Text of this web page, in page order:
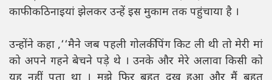
काफी कठिनाइयां झेलकर उन्हें इस मुकाम तक पहुंचाया है ।
उन्होंने कहा ,‘‘मैने जब पहली गोलकीपिंग किट ली थी तो मेरी मां
को अपने गहने बेचने पड़े थे । उनके और मेरे अलावा किसी को